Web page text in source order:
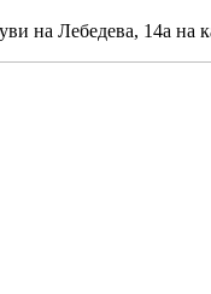
на Лебедева, 14а на